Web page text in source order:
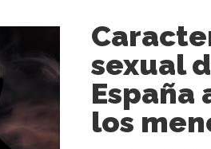
sexual
los